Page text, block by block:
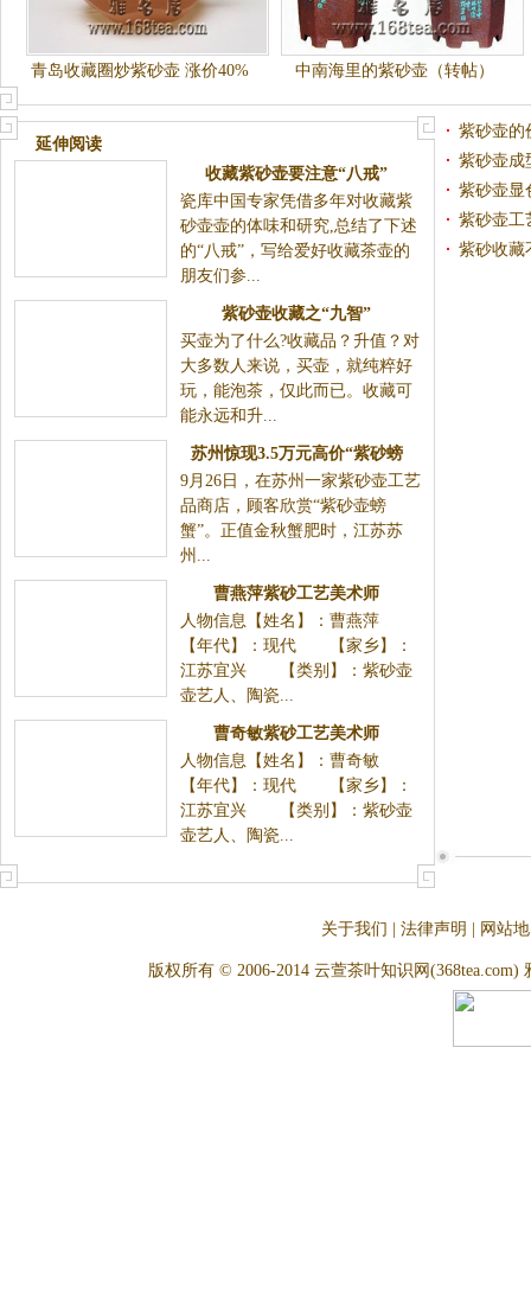
青岛收藏圈炒紫砂壶 涨价40%
大师作品一壶难求
中南海里的紫砂壶（转帖）
延伸阅读
收藏紫砂壶要注意“八戒”
瓷库中国专家凭借多年对收藏紫
砂壶壶的体味和研究,总结了下述
的“八戒”，写给爱好收藏茶壶的
朋友们参...
紫砂壶收藏之“九智”
买壶为了什么?收藏品？升值？对
大多数人来说，买壶，就纯粹好
玩，能泡茶，仅此而已。收藏可
能永远和升...
苏州惊现3.5万元高价“紫砂螃
蟹”
9月26日，在苏州一家紫砂壶工艺
品商店，顾客欣赏“紫砂壶螃
蟹”。正值金秋蟹肥时，江苏苏
州...
曹燕萍紫砂工艺美术师
人物信息【姓名】：曹燕萍
【年代】：现代 【家乡】：
江苏宜兴 【类别】：紫砂壶
壶艺人、陶瓷...
曹奇敏紫砂工艺美术师
人物信息【姓名】：曹奇敏
【年代】：现代 【家乡】：
江苏宜兴 【类别】：紫砂壶
壶艺人、陶瓷...
紫砂壶的
紫砂壶成
紫砂壶显
紫砂壶工
紫砂收藏
关于我们 法律声明 网站
版权所有 © 2006-2014 云萱茶叶知识网